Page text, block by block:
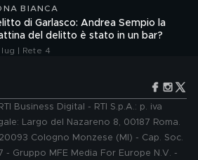
BIANCA
di Garlasco: Andrea Sempio la
del delitto è stato in un bar?
lug | Rete 4
Business Digital - RTI S.p.A.: p. iva
Largo del Nazareno 8, 00187 Roma.
Cologno Monzese (MI) - Cap. Soc.
Gruppo MFE Media For Europe N.V. -